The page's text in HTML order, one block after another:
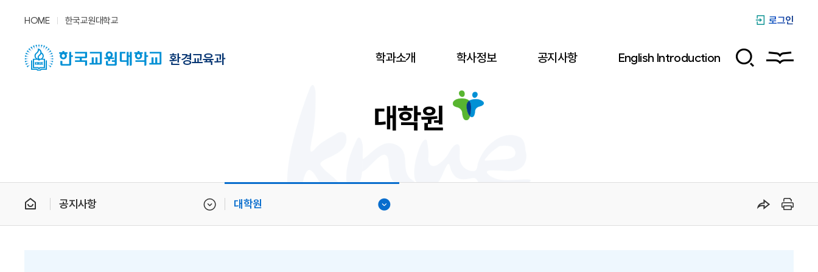
HOME 한국교원대학교 로그인
환경교육과 학과소개 학사정보 공지사항 English Introduction
대학원
공지사항 대학원